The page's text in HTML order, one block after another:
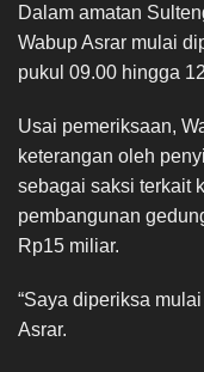
Dalam amatan
Wabup Asrar mulai
pukul 09.00 hingga
Usai pemeriksaan,
keterangan oleh
sebagai saksi terkait
pembangunan
Rp15 miliar.
“Saya diperiksa
Asrar.